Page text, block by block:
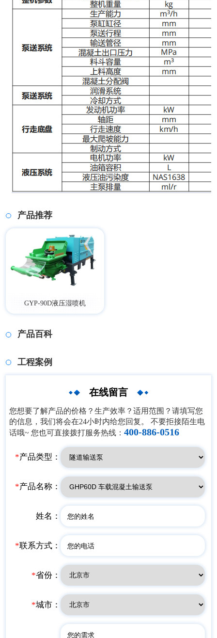
产品推荐
GYP-90D液压湿喷机
产品百科
工程案例
在线留言
您想要了解产品的价格？生产效率？适用范围？请填写您
的信息，我们将会在24小时内给您回复。 不要拒接陌生电
话哦~ 您也可直接拨打服务热线：400-886-0516
*产品类型：
*产品名称：
姓名：
*联系方式：
*省份：
*城市：